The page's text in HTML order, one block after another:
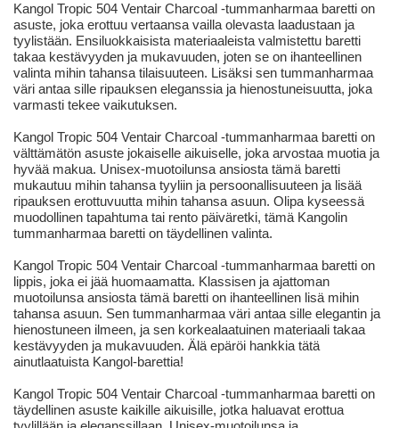
Kangol Tropic 504 Ventair Charcoal -tummanharmaa baretti on
asuste, joka erottuu vertaansa vailla olevasta laadustaan ja
tyylistään. Ensiluokkaisista materiaaleista valmistettu baretti
takaa kestävyyden ja mukavuuden, joten se on ihanteellinen
valinta mihin tahansa tilaisuuteen. Lisäksi sen tummanharmaa
väri antaa sille ripauksen eleganssia ja hienostuneisuutta, joka
varmasti tekee vaikutuksen.
Kangol Tropic 504 Ventair Charcoal -tummanharmaa baretti on
välttämätön asuste jokaiselle aikuiselle, joka arvostaa muotia ja
hyvää makua. Unisex-muotoilunsa ansiosta tämä baretti
mukautuu mihin tahansa tyyliin ja persoonallisuuteen ja lisää
ripauksen erottuvuutta mihin tahansa asuun. Olipa kyseessä
muodollinen tapahtuma tai rento päiväretki, tämä Kangolin
tummanharmaa baretti on täydellinen valinta.
Kangol Tropic 504 Ventair Charcoal -tummanharmaa baretti on
lippis, joka ei jää huomaamatta. Klassisen ja ajattoman
muotoilunsa ansiosta tämä baretti on ihanteellinen lisä mihin
tahansa asuun. Sen tummanharmaa väri antaa sille elegantin ja
hienostuneen ilmeen, ja sen korkealaatuinen materiaali takaa
kestävyyden ja mukavuuden. Älä epäröi hankkia tätä
ainutlaatuista Kangol-barettia!
Kangol Tropic 504 Ventair Charcoal -tummanharmaa baretti on
täydellinen asuste kaikille aikuisille, jotka haluavat erottua